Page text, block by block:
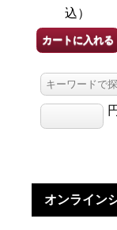
込）
オンライン